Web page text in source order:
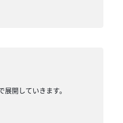
開していきます。